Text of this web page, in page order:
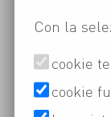
Con la
cookie
cookie